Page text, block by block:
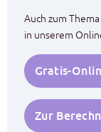
Auch zum
in unserem
Gratis-
Zur